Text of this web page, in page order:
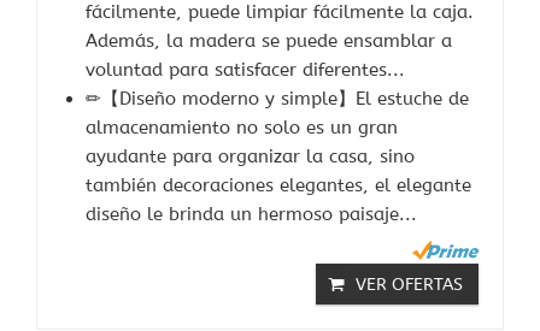
fácilmente, puede limpiar fácilmente la caja.
Además, la madera se puede ensamblar a
voluntad para satisfacer diferentes...
✏【Diseño moderno y simple】El estuche de
almacenamiento no solo es un gran
ayudante para organizar la casa, sino
también decoraciones elegantes, el elegante
diseño le brinda un hermoso paisaje...
VER OFERTAS